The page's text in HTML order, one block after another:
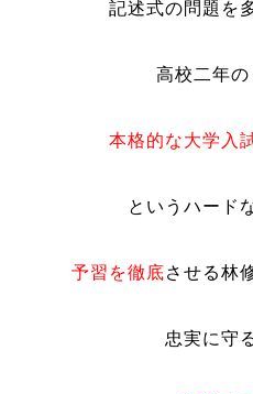
記述式の問題を
高校二年の
本格的な大学入
というハード
予習を徹底させる林
忠実に守